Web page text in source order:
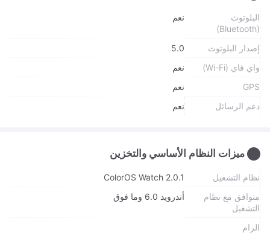
البلوتوث
(Bluetooth)
نعم
إصدار البلوتوث
5.0
واي فاي (Wi-Fi)
نعم
GPS
نعم
دعم الرسائل
نعم
ميزات النظام الأساسي والتخزين
نظام التشغيل
ColorOS Watch 2.0.1
متوافق مع نظام
التشغيل
أندرويد 6.0 وما فوق
الرام